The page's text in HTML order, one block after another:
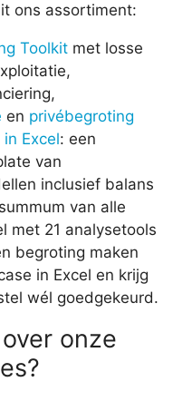
ons assortiment:
Toolkit met losse
en privébegroting
Excel: een
van
inclusief balans
van alle
met 21 analysetools
begroting maken
in Excel en krijg
wél goedgekeurd.
onze